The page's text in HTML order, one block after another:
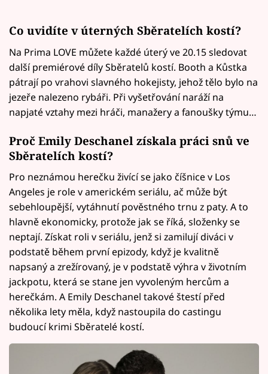
Co uvidíte v úterných Sběratelích kostí?
Na Prima LOVE můžete každé úterý ve 20.15 sledovat
další premiérové díly Sběratelů kostí. Booth a Kůstka
pátrají po vrahovi slavného hokejisty, jehož tělo bylo na
jezeře nalezeno rybáři. Při vyšetřování naráží na
napjaté vztahy mezi hráči, manažery a fanoušky týmu…
Proč Emily Deschanel získala práci snů ve
Sběratelích kostí?
Pro neznámou herečku živící se jako číšnice v Los
Angeles je role v americkém seriálu, ač může být
sebehloupější, vytáhnutí pověstného trnu z paty. A to
hlavně ekonomicky, protože jak se říká, složenky se
neptají. Získat roli v seriálu, jenž si zamilují diváci v
podstatě během první epizody, když je kvalitně
napsaný a zrežírovaný, je v podstatě výhra v životním
jackpotu, která se stane jen vyvoleným hercům a
herečkám. A Emily Deschanel takové štestí před
několika lety měla, když nastoupila do castingu
budoucí krimi Sběratelé kostí.